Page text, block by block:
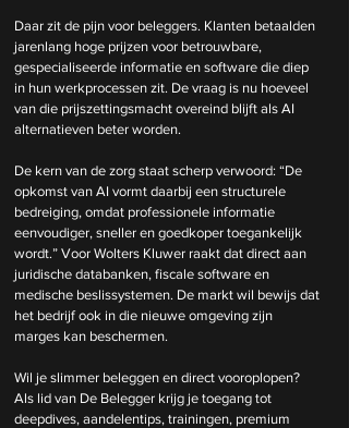
Daar zit de pijn voor beleggers. Klanten betaalden
jarenlang hoge prijzen voor betrouwbare,
gespecialiseerde informatie en software die diep
in hun werkprocessen zit. De vraag is nu hoeveel
van die prijszettingsmacht overeind blijft als AI
alternatieven beter worden.
De kern van de zorg staat scherp verwoord: “De
opkomst van AI vormt daarbij een structurele
bedreiging, omdat professionele informatie
eenvoudiger, sneller en goedkoper toegankelijk
wordt.” Voor Wolters Kluwer raakt dat direct aan
juridische databanken, fiscale software en
medische beslissystemen. De markt wil bewijs dat
het bedrijf ook in die nieuwe omgeving zijn
marges kan beschermen.
Wil je slimmer beleggen en direct vooroplopen?
Als lid van De Belegger krijg je toegang tot
deepdives, aandelentips, trainingen, premium